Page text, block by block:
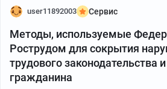
user11892003 Сервис
Методы, используемые
Рострудом для сокрытия
трудового законодательства
гражданина